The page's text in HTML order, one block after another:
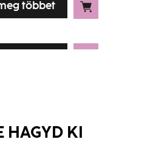
többet
HAGYD KI